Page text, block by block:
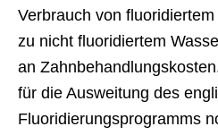
Verbrauch von
zu nicht fluoridiertem
an
für die Ausweitung des
Fluoridierungsprogramms